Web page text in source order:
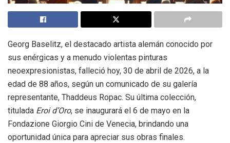
Georg Baselitz, el destacado artista alemán conocido por
sus enérgicas y a menudo violentas pinturas
neoexpresionistas, falleció hoy, 30 de abril de 2026, a la
edad de 88 años, según un comunicado de su galería
representante, Thaddeus Ropac. Su última colección,
titulada Eroi d’Oro, se inaugurará el 6 de mayo en la
Fondazione Giorgio Cini de Venecia, brindando una
oportunidad única para apreciar sus obras finales.